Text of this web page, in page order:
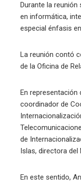
Durante la
en informática,
especial énfasis
La reunión contó
de la Oficina de
En representación
coordinador de
de
Islas, directora del
En este sentido,